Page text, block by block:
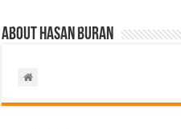
About Hasan BURAN